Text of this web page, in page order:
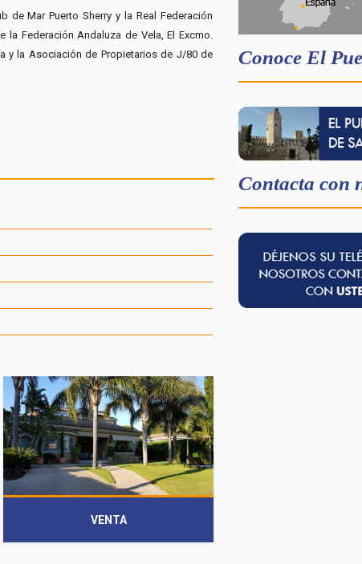
de Mar Puerto Sherry y la Real Federación
Federación Andaluza de Vela, El Excmo.
y la Asociación de Propietarios de J/80 de
VENTA
Conoce El
Contacta con